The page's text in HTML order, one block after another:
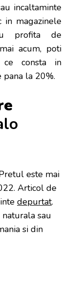
incaltaminte
in magazinele
profita de
acum, poti
ce consta in
la 20%.
este mai
Articol de
depurtat.
sau
si din